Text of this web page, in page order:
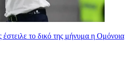
το δικό της μήνυμα η Ομόνοια